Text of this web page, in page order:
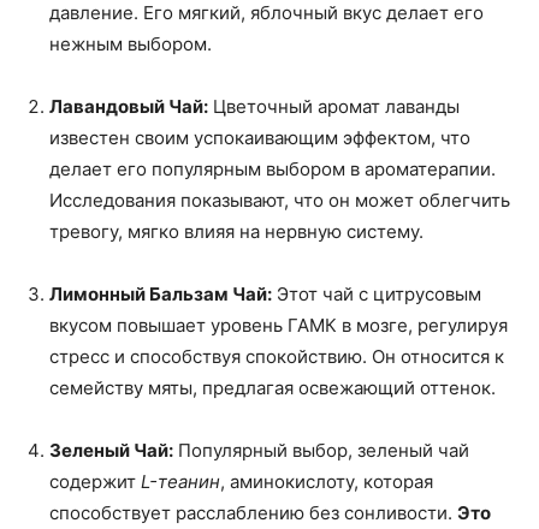
давление. Его мягкий, яблочный вкус делает его
нежным выбором.
Лавандовый Чай: Цветочный аромат лаванды
известен своим успокаивающим эффектом, что
делает его популярным выбором в ароматерапии.
Исследования показывают, что он может облегчить
тревогу, мягко влияя на нервную систему.
Лимонный Бальзам Чай: Этот чай с цитрусовым
вкусом повышает уровень ГАМК в мозге, регулируя
стресс и способствуя спокойствию. Он относится к
семейству мяты, предлагая освежающий оттенок.
Зеленый Чай: Популярный выбор, зеленый чай
содержит L-теанин, аминокислоту, которая
способствует расслаблению без сонливости. Это